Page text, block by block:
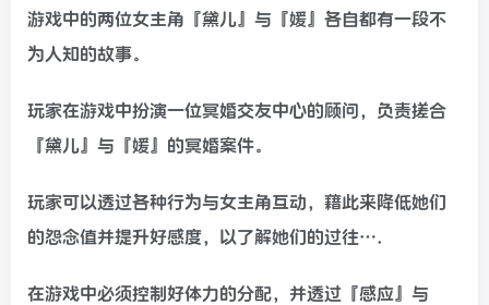
游戏中的两位女主角『黛儿』与『媛』各自都有一段不
为人知的故事。
玩家在游戏中扮演一位冥婚交友中心的顾问，负责搓合
『黛儿』与『媛』的冥婚案件。
玩家可以透过各种行为与女主角互动，藉此来降低她们
的怨念值并提升好感度，以了解她们的过往….
在游戏中必须控制好体力的分配，并透过『感应』与